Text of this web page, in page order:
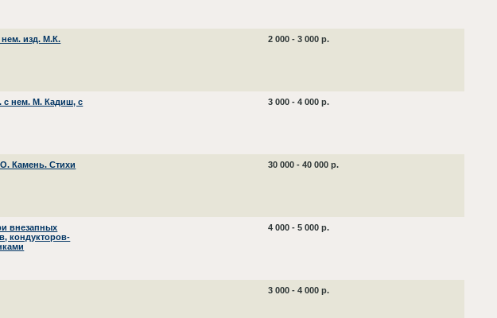
нем. изд. М.К. 2 000 - 3 000 р.
с нем. М. Кадиш, с
3 000 - 4 000 р.
Камень. Стихи 30 000 - 40 000 р.
внезапных
кондукторов-
4 000 - 5 000 р.
3 000 - 4 000 р.